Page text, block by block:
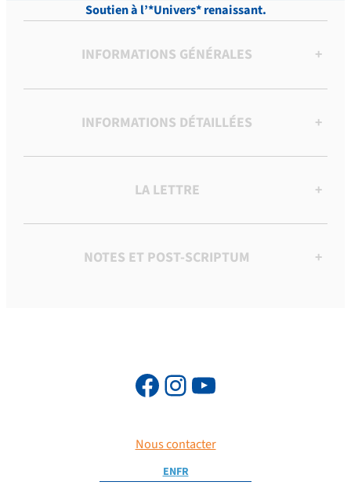
Soutien à l’*Univers* renaissant.
INFORMATIONS GÉNÉRALES +
INFORMATIONS DÉTAILLÉES +
LA LETTRE +
NOTES ET POST-SCRIPTUM +
Nous contacter
ENFR